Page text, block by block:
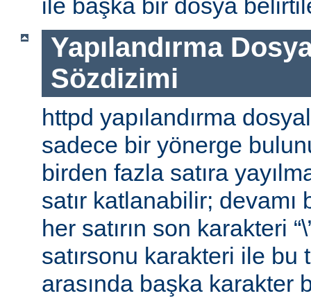
ile başka bir dosya
Yapılandırma
Sözdizimi
httpd yapılandırma
sadece bir yönerge
birden fazla satıra
satır katlanabilir; devamı
her satırın son karakteri
satırsonu karakteri ile bu
arasında başka karakter